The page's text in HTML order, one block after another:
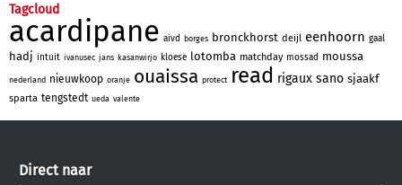
Tagcloud
acardipane aivd borges bronckhorst deijl eenhoorn gaal
hadj intuit ivanusec jans kasanwirjo kloese lotomba matchday mossad moussa
nederland nieuwkoop oranje ouaissa protect read rigaux sano sjaakf
sparta tengstedt ueda valente
Direct naar